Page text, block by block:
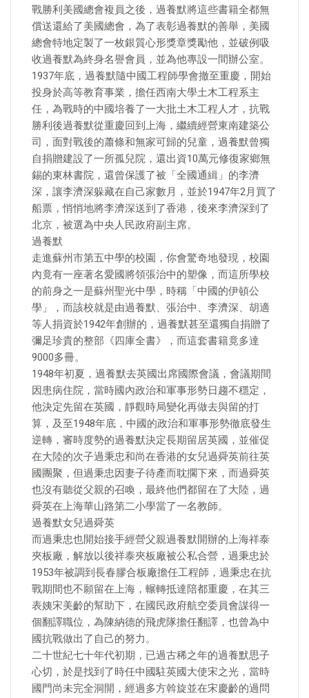
戰勝利美國總會複員之後，過養默將這些書籍全都無
償送還給了美國總會，為了表彰過養默的善舉，美國
總會特地定製了一枚銀質心形獎章獎勵他，並破例吸
收過養默為終身名譽會員，並為他專設一間辦公室。
1937年底，過養默隨中國工程師學會撤至重慶，開始
投身於高等教育事業，擔任西南大學土木工程系主
任，為戰時的中國培養了一大批土木工程人才，抗戰
勝利後過養默從重慶回到上海，繼續經營東南建築公
司，面對戰後的蕭條和無家可歸的兒童，過養默曾獨
自捐贈建設了一所孤兒院，還出資10萬元修復家鄉無
錫的東林書院，還曾保護了被「全國通緝」的李濟
深，讓李濟深躲藏在自己家數月，並於1947年2月買了
船票，悄悄地將李濟深送到了香港，後來李濟深到了
北京，被選為中央人民政府副主席。
過養默
走進蘇州市第五中學的校園，你會驚奇地發現，校園
內竟有一座著名愛國將領張治中的塑像，而這所學校
的前身之一是蘇州聖光中學，時稱「中國的伊頓公
學」，而該校就是由過養默、張治中、李濟深、胡適
等人捐資於1942年創辦的，過養默甚至還獨自捐贈了
彌足珍貴的整部《四庫全書》，而這套書籍竟多達
9000多冊。
1948年初夏，過養默去英國出席國際會議，會議期間
因患病住院，當時國內政治和軍事形勢日趨不穩定，
他決定先留在英國，靜觀時局變化再做去與留的打
算，及至1948年底，中國的政治和軍事形勢徹底發生
逆轉，審時度勢的過養默決定長期留居英國，並催促
在大陸的次子過秉忠和尚在香港的女兒過舜英前往英
國團聚，但過秉忠因妻子待產而耽擱下來，而過舜英
也沒有聽從父親的召喚，最終他們都留在了大陸，過
舜英在上海華山路第二小學當了一名教師。
過養默女兒過舜英
而過秉忠也開始接手經營父親過養默開辦的上海祥泰
夾板廠，解放以後祥泰夾板廠被公私合營，過秉忠於
1953年被調到長春膠合板廠擔任工程師，過秉忠在抗
戰期間也不願留在上海，輾轉抵達陪都重慶，在其三
表姨宋美齡的幫助下，在國民政府航空委員會謀得一
個翻譯職位，為陳納德的飛虎隊擔任翻譯，也曾為中
國抗戰做出了自己的努力。
二十世紀七十年代初期，已過古稀之年的過養默思子
心切，於是找到了時任中國駐英國大使宋之光，當時
國門尚未完全洞開，經過多方斡旋並在宋慶齡的過問